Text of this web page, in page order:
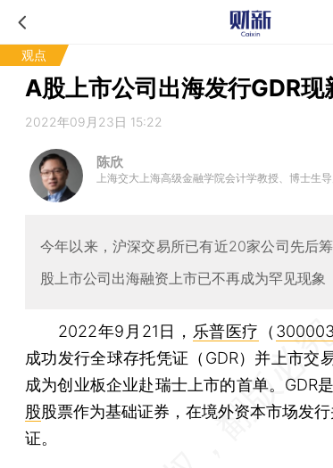
观点
A股上市公司出海发行GDR现
2022年09月23日 15:22
陈欣
上海交大上海高级金融学院会计学教授、博士生
今年以来，沪深交易所已有近20家公司先后
股上市公司出海融资上市已不再成为罕见现象
2022年9月21日， 乐普医疗 （
成功发行全球存托凭证（GDR）并上市交
成为创业板企业赴瑞士上市的首单。GDR
股股票作为基础证券，在境外资本市场发
证。